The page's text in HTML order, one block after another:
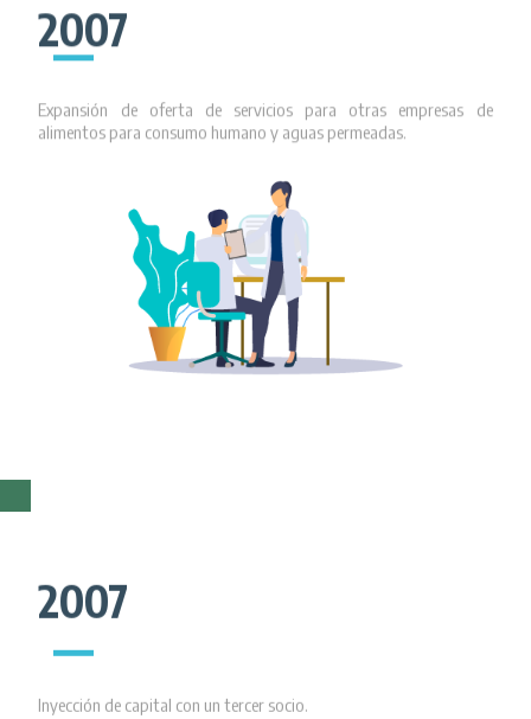
2007
Expansión de oferta de servicios para otras empresas de
alimentos para consumo humano y aguas permeadas.
2007
Inyección de capital con un tercer socio.